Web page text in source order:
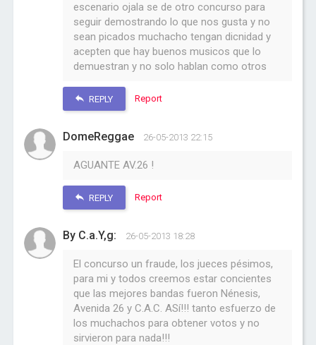
escenario ojala se de otro concurso para
seguir demostrando lo que nos gusta y no
sean picados muchacho tengan dicnidad y
acepten que hay buenos musicos que lo
demuestran y no solo hablan como otros
REPLY Report
DomeReggae 26-05-2013 22:15
AGUANTE AV.26 !
REPLY Report
By C.a.Y,g: 26-05-2013 18:28
El concurso un fraude, los jueces pésimos,
para mi y todos creemos estar concientes
que las mejores bandas fueron Nénesis,
Avenida 26 y C.A.C. ASí!!! tanto esfuerzo de
los muchachos para obtener votos y no
sirvieron para nada!!!